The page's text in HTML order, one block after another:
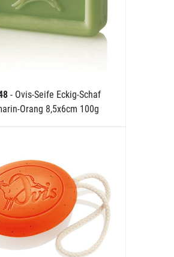
- Ovis-Seife Eckig-Schaf
Orang 8,5x6cm 100g